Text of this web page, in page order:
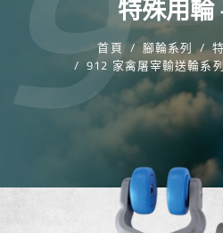
特殊用輪
首頁 腳輪系列
912 家禽屠宰輸送輪系